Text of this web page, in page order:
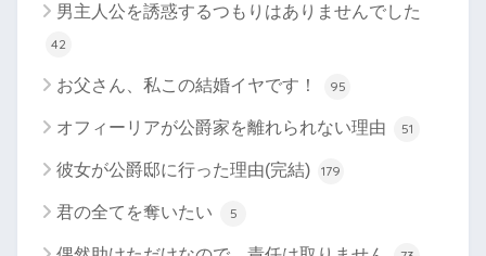
男主人公を誘惑するつもりはありませんでした
42
お父さん、私この結婚イヤです！ 95
オフィーリアが公爵家を離れられない理由 51
彼女が公爵邸に行った理由(完結) 179
君の全てを奪いたい 5